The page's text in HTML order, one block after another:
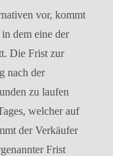
vor, kommt
dem eine der
Die Frist zur
nach der
zu laufen
welcher auf
der Verkäufer
Frist